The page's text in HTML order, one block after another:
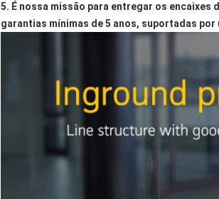
5. É nossa missão para entregar os
garantias mínimas de 5 anos, suportadas